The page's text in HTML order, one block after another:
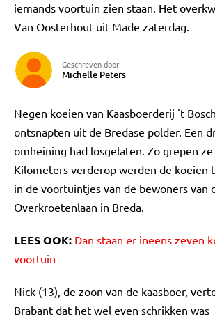
iemands voortuin zien staan. Het
Van Oosterhout uit Made zaterdag.
Geschreven door
Michelle Peters
Negen koeien van Kaasboerderij 't
ontsnapten uit de Bredase polder. Een
omheining had losgelaten. Zo grepen ze
Kilometers verderop werden de koeien
in de voortuintjes van de bewoners van
Overkroetenlaan in Breda.
LEES OOK: Dan staan er ineens zeven
voortuin
Nick (13), de zoon van de kaasboer,
Brabant dat het wel even schrikken was